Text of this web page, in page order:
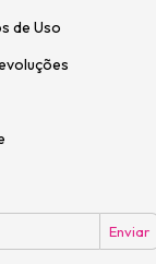
de Uso